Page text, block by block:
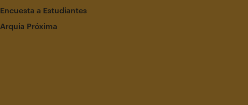
Encuesta a Estudiantes
Arquia Próxima